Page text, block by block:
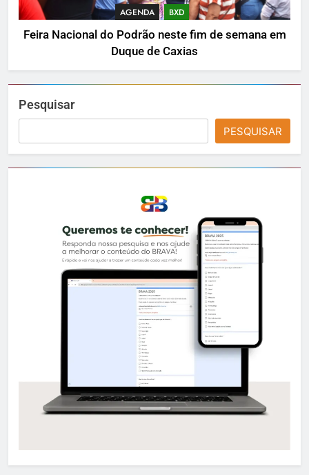
AGENDA BXD
Feira Nacional do Podrão neste fim de semana em
Duque de Caxias
Pesquisar
PESQUISAR